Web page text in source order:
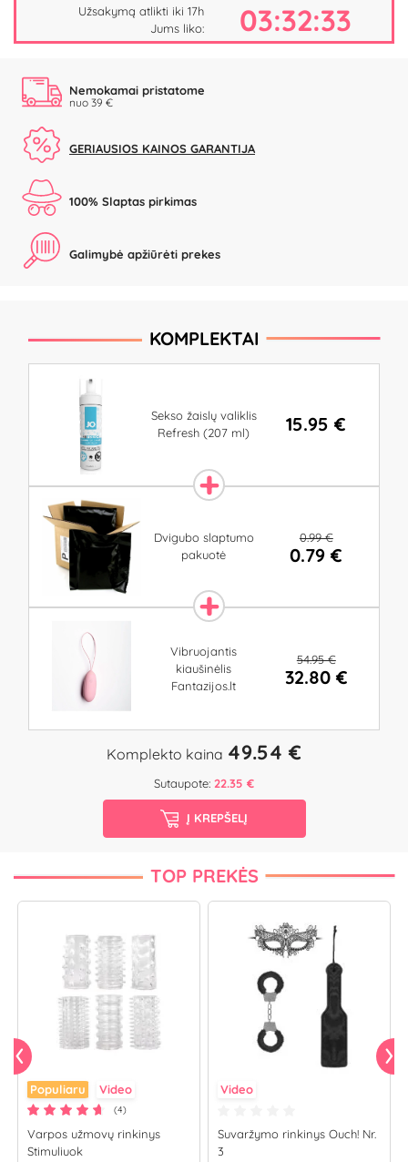
Užsakymą atlikti iki 17h
Jums liko:
03:32:33
Nemokamai pristatome
nuo 39 €
GERIAUSIOS KAINOS GARANTIJA
100% Slaptas pirkimas
Galimybė apžiūrėti prekes
KOMPLEKTAI
Sekso žaislų valiklis
Refresh (207 ml)
15.95 €
Dvigubo slaptumo
pakuotė
0.99 €
0.79 €
Vibruojantis
kiaušinėlis
Fantazijos.lt
54.95 €
32.80 €
Komplekto kaina 49.54 €
Sutaupote: 22.35 €
Į KREPŠELĮ
TOP PREKĖS
Populiaru Video
(4)
Varpos užmovų rinkinys
Stimuliuok
Video
Suvaržymo rinkinys Ouch! Nr.
3